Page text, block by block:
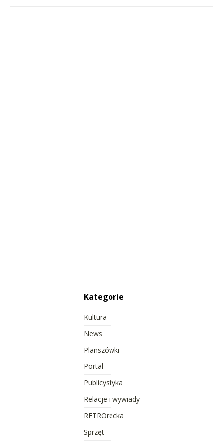
Kategorie
Kultura
News
Planszówki
Portal
Publicystyka
Relacje i wywiady
RETROrecka
Sprzęt